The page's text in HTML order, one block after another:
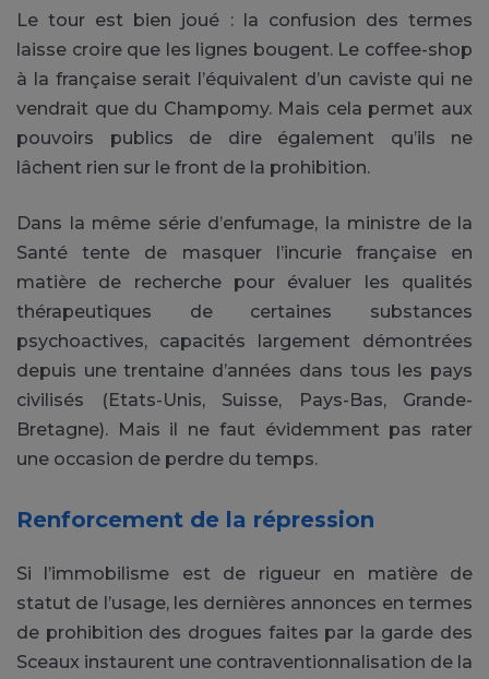
Le tour est bien joué : la confusion des termes
laisse croire que les lignes bougent. Le coffee-shop
à la française serait l’équivalent d’un caviste qui ne
vendrait que du Champomy. Mais cela permet aux
pouvoirs publics de dire également qu’ils ne
lâchent rien sur le front de la prohibition.
Dans la même série d’enfumage, la ministre de la
Santé tente de masquer l’incurie française en
matière de recherche pour évaluer les qualités
thérapeutiques de certaines substances
psychoactives, capacités largement démontrées
depuis une trentaine d’années dans tous les pays
civilisés (Etats-Unis, Suisse, Pays-Bas, Grande-
Bretagne). Mais il ne faut évidemment pas rater
une occasion de perdre du temps.
Renforcement de la répression
Si l’immobilisme est de rigueur en matière de
statut de l’usage, les dernières annonces en termes
de prohibition des drogues faites par la garde des
Sceaux instaurent une contraventionnalisation de la